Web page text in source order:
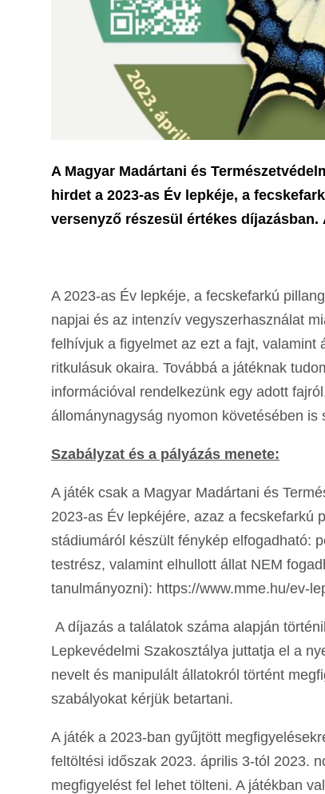
A Magyar Madártani és
hirdet a 2023-as Év lepkéje, a
versenyző részesül értékes
A 2023-as Év lepkéje, a fecskefarkú
napjai és az intenzív vegyszerhasználat
felhívjuk a figyelmet az ezt a fajt, valamint
ritkulásuk okaira. Továbbá a játéknak
információval rendelkezünk egy adott
állománynagyság nyomon követésében is
Szabályzat és a pályázás menete:
A játék csak a Magyar Madártani és
2023-as Év lepkéjére, azaz a fecskefarkú
stádiumáról készült fénykép elfogadható:
testrész, valamint elhullott állat NEM
tanulmányozni): https://www.mme.hu/ev-
A díjazás a találatok száma alapján
Lepkevédelmi Szakosztálya juttatja el a
nevelt és manipulált állatokról történt
szabályokat kérjük betartani.
A játék a 2023-ban gyűjtött
feltöltési időszak 2023. április 3-tól 2023.
megfigyelést fel lehet tölteni. A játékban